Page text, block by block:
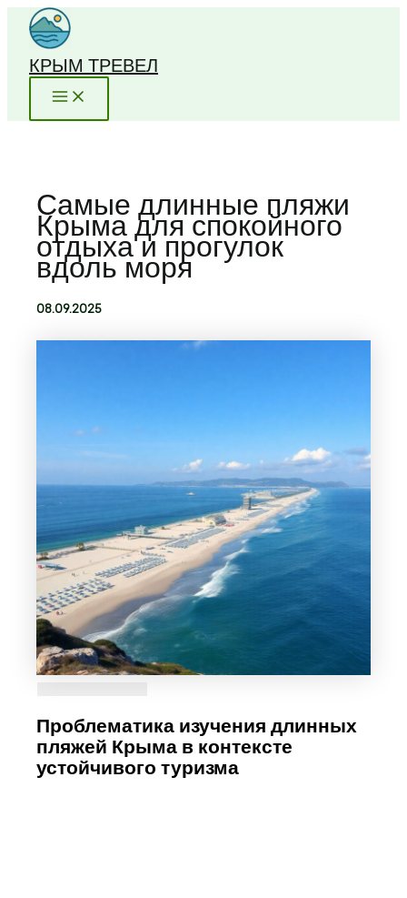
Перейти
содержимому
КРЫМ ТРЕВЕЛ
Самые длинные пляжи
Крыма для спокойного
отдыха и прогулок
вдоль моря
08.09.2025
Проблематика изучения длинных
пляжей Крыма в контексте
устойчивого туризма